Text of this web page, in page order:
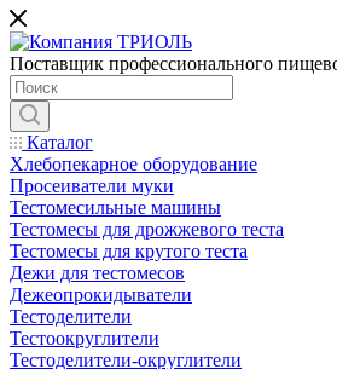
Поставщик профессионального
Каталог
Хлебопекарное оборудование
Просеиватели муки
Тестомесильные машины
Тестомесы для дрожжевого теста
Тестомесы для крутого теста
Дежи для тестомесов
Дежеопрокидыватели
Тестоделители
Тестоокруглители
Тестоделители-округлители